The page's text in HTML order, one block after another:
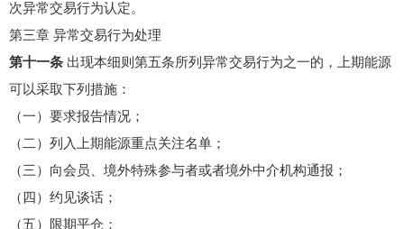
次异常交易行为认定。
第三章 异常交易行为处理
第十一条 出现本细则第五条所列异常交易行为之一的，上期能源
可以采取下列措施：
（一）要求报告情况；
（二）列入上期能源重点关注名单；
（三）向会员、境外特殊参与者或者境外中介机构通报；
（四）约见谈话；
（五）限期平仓；